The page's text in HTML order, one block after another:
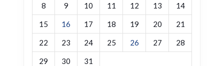
8 9 10 11 12 13 14
15 16 17 18 19 20 21
22 23 24 25 26 27 28
29 30 31